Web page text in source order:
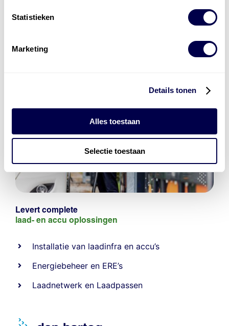
Statistieken
Marketing
Details tonen
Alles toestaan
Selectie toestaan
Levert complete
laad- en accu oplossingen
Installatie van laadinfra en accu’s
Energiebeheer en ERE’s
Laadnetwerk en Laadpassen